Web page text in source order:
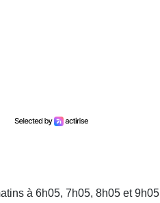
à 6h05, 7h05, 8h05 et 9h05